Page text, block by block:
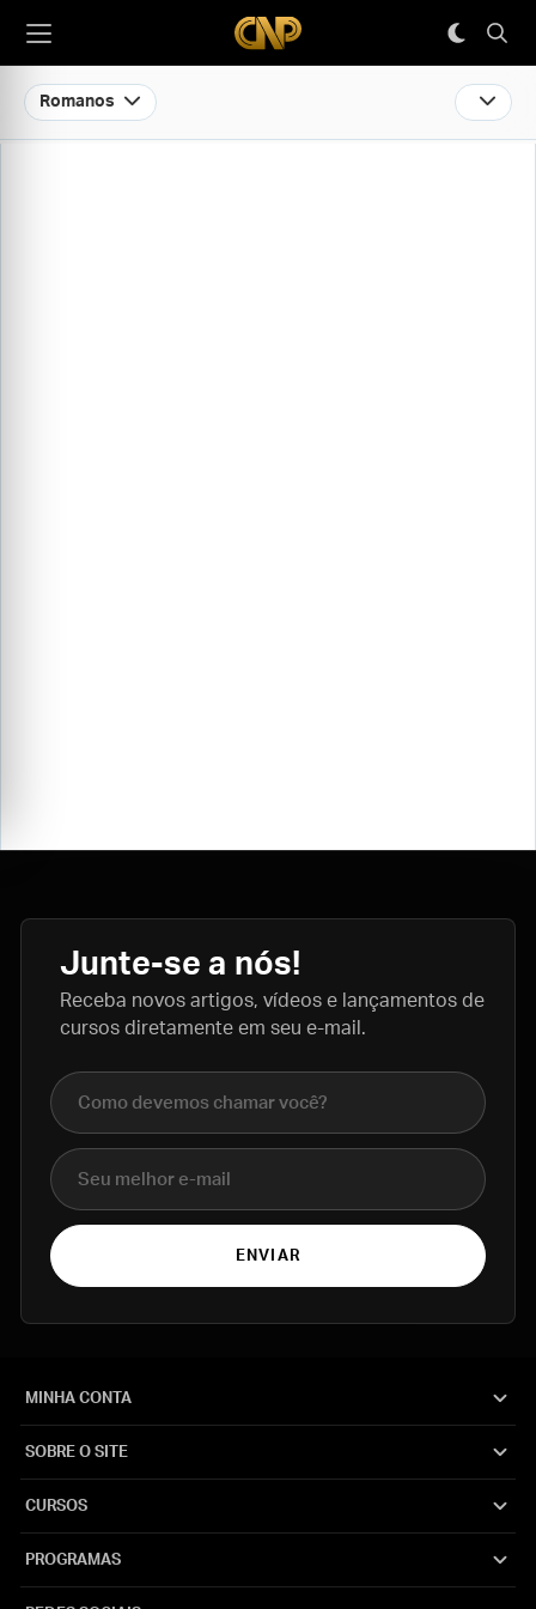
Romanos
Junte-se a nós!
Receba novos artigos, vídeos e lançamentos de
cursos diretamente em seu e-mail.
Nome completo
E-mail
ENVIAR
MINHA CONTA
SOBRE O SITE
CURSOS
PROGRAMAS